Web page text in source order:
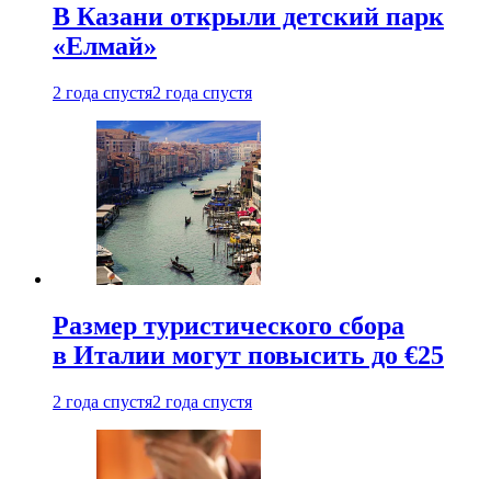
В Казани открыли детский парк
«Елмай»
2 года спустя2 года спустя
Размер туристического сбора
в Италии могут повысить до €25
2 года спустя2 года спустя